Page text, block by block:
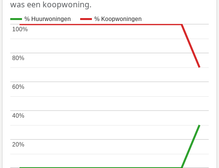
was een koopwoning.
% Huurwoningen % Koopwoningen
20%
20%
40%
40%
60%
60%
80%
80%
100%
100%